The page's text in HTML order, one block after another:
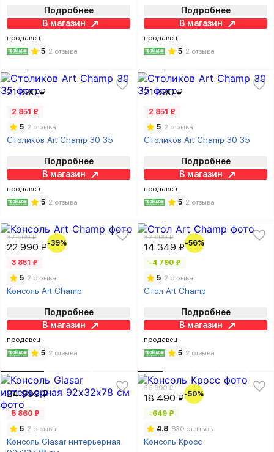
Подробнее
В магазин
продавец
5 2 отзыва
Подробнее
В магазин
продавец
5 2 отзыва
21 990 ₽
2 851 ₽
5 2 отзыва
Столиков Art Champ 30 35
Подробнее
В магазин
продавец
5 2 отзыва
21 990 ₽
2 851 ₽
5 2 отзыва
Столиков Art Champ 30 35
Подробнее
В магазин
продавец
5 2 отзыва
37 569 ₽
22 990 ₽-39%
3 851 ₽
5 2 отзыва
Консоль Art Champ
Подробнее
В магазин
продавец
5 2 отзыва
32 609 ₽
14 349 ₽-56%
-4 790 ₽
5 2 отзыва
Стол Art Champ
Подробнее
В магазин
продавец
5 2 отзыва
24 999 ₽
5 860 ₽
5 2 отзыва
Консоль Glasar интерьерная
36 990 ₽
18 490 ₽-50%
-649 ₽
4.8 830 отзывов
Консоль Кросс